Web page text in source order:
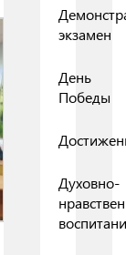
экзамен
День
Победы
Духовно-